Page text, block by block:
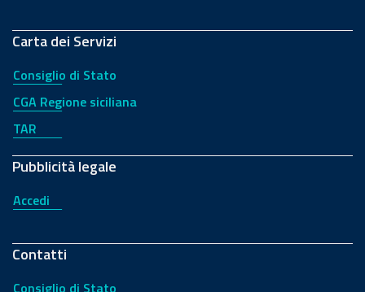
Carta dei Servizi
Consiglio di Stato
CGA Regione siciliana
TAR
Pubblicità legale
Accedi
Contatti
Consiglio di Stato